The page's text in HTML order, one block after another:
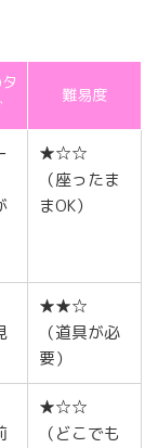
難易度
★☆☆
（座ったま
まOK）
★★☆
（道具が必
要）
★☆☆
（どこでも